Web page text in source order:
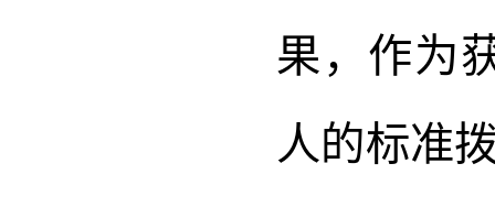
果，作为
人的标准